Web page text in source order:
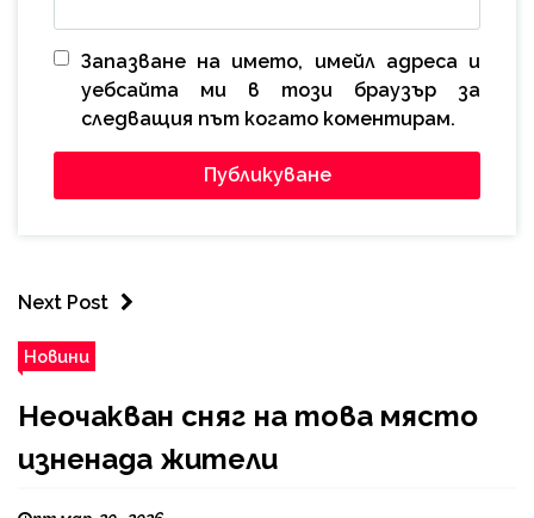
Запазване на името, имейл адреса и
уебсайта ми в този браузър за
следващия път когато коментирам.
Next Post
Новини
Неочакван сняг на това място
изненада жители